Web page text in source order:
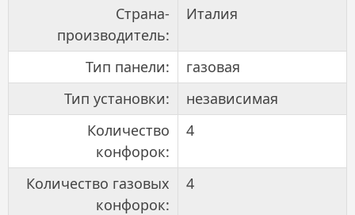
Страна-
производитель:
Италия
Тип панели:
газовая
Тип установки:
независимая
Количество
конфорок:
4
Количество газовых
конфорок:
4